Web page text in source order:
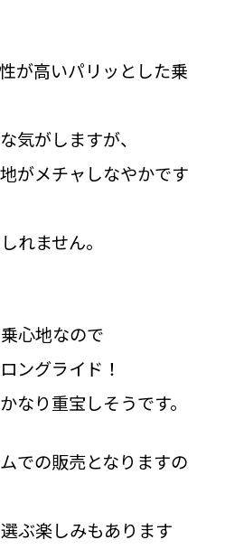
が高いパリッとした乗
気がしますが、
がメチャしなやかです
れません。
心地なので
ングライド！
なり重宝しそうです。
での販売となりますの
ぶ楽しみもあります